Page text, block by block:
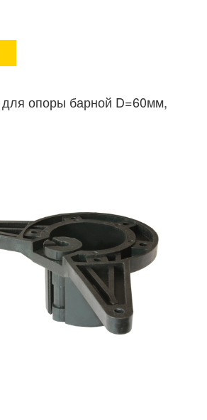
опоры барной D=60мм,